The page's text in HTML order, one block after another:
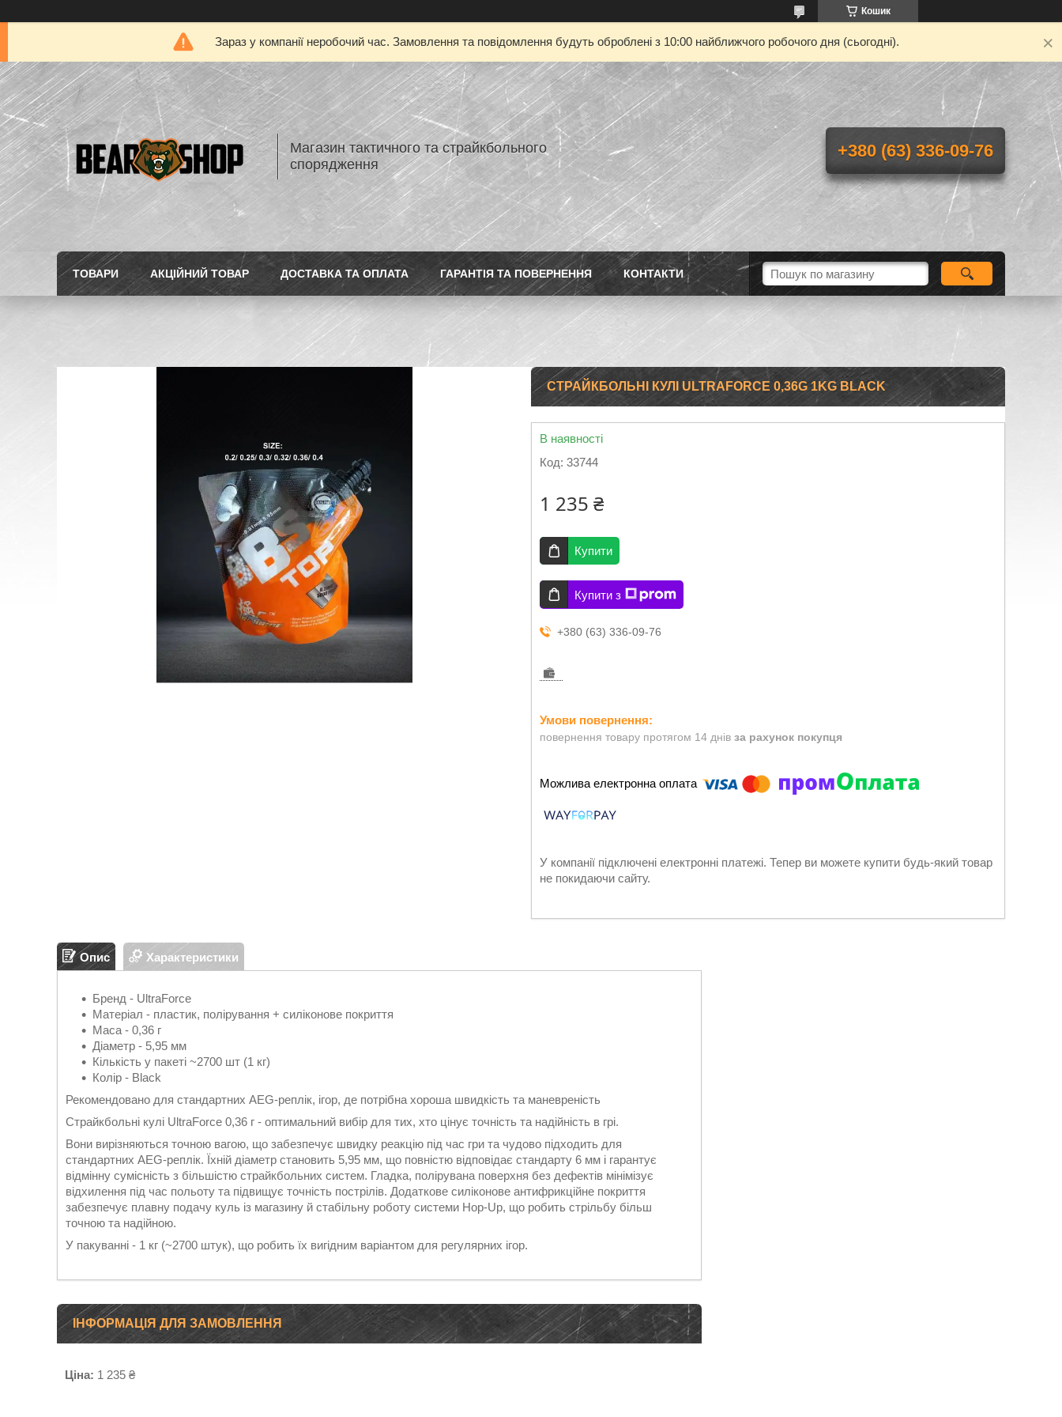
Кошик
Зараз у компанії неробочий час. Замовлення та повідомлення будуть оброблені з 10:00 найближчого робочого дня (сьогодні).
Магазин тактичного та страйкбольного
спорядження
+380 (63) 336-09-76
ТОВАРИ АКЦІЙНИЙ ТОВАР ДОСТАВКА ТА ОПЛАТА ГАРАНТІЯ ТА ПОВЕРНЕННЯ КОНТАКТИ
СТРАЙКБОЛЬНІ КУЛІ ULTRAFORCE 0,36G 1KG BLACK
В наявності
Код: 33744
1 235 ₴
Купити
Купити з
+380 (63) 336-09-76
повернення товару протягом 14 днів за рахунок покупця
У компанії підключені електронні платежі. Тепер ви можете купити будь-який товар
не покидаючи сайту.
Опис Характеристики
Бренд - UltraForce
Матеріал - пластик, полірування + силіконове покриття
Маса - 0,36 г
Діаметр - 5,95 мм
Кількість у пакеті ~2700 шт (1 кг)
Колір - Black
Рекомендовано для стандартних AEG-реплік, ігор, де потрібна хороша швидкість та маневреність
Страйкбольні кулі UltraForce 0,36 г - оптимальний вибір для тих, хто цінує точність та надійність в грі.
Вони вирізняються точною вагою, що забезпечує швидку реакцію під час гри та чудово підходить для
стандартних AEG-реплік. Їхній діаметр становить 5,95 мм, що повністю відповідає стандарту 6 мм і гарантує
відмінну сумісність з більшістю страйкбольних систем. Гладка, полірувана поверхня без дефектів мінімізує
відхилення під час польоту та підвищує точність пострілів. Додаткове силіконове антифрикційне покриття
забезпечує плавну подачу куль із магазину й стабільну роботу системи Hop-Up, що робить стрільбу більш
точною та надійною.
У пакуванні - 1 кг (~2700 штук), що робить їх вигідним варіантом для регулярних ігор.
ІНФОРМАЦІЯ ДЛЯ ЗАМОВЛЕННЯ
Ціна: 1 235 ₴